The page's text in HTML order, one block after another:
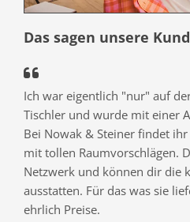
Das sagen unsere

Ich war eigentlich "nur" auf
Tischler und wurde mit einer
Bei Nowak & Steiner findet
mit tollen Raumvorschlägen.
Netzwerk und können dir die
ausstatten. Für das was sie
ehrlich Preise.